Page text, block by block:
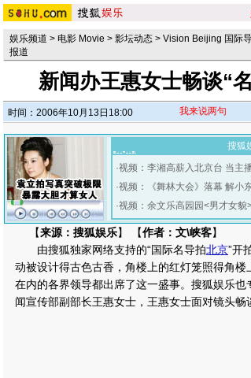
娱乐频道 > 电影 Movie > 影坛动态 > Vision Beijing 国际
报道
新闻办王惠女士畅谈“
时间：2006年10月13日18:00 我来说两句
搜狐
·视频：李湘高薪入北京台 当主
·视频：《舞林大会》落幕 解小
·视频：余文乐高园园<男才女貌
【来源：搜狐娱乐】 【作者：文\峡客】
由搜狐独家网络支持的“国际名导拍北京”开
动被设计得古色古香，角楼上的红灯笼照得角
在内的各界领导都出席了这一盛事。搜狐娱乐
闻宣传部副部长王惠女士，王惠女士面对镜头畅